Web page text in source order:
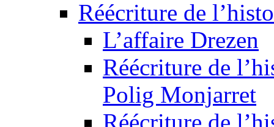
Réécriture de
L’affaire Drezen
Réécriture de
Polig Monjarret
Réécriture de